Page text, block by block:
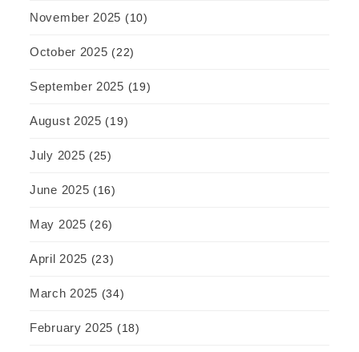
November 2025 (10)
October 2025 (22)
September 2025 (19)
August 2025 (19)
July 2025 (25)
June 2025 (16)
May 2025 (26)
April 2025 (23)
March 2025 (34)
February 2025 (18)